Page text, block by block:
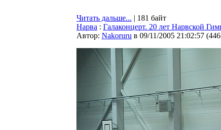
Читать дальше... | 181 байт
Нарва : Галаконцерт. 20 лет Нарвской
Автор: Nakoruru в 09/11/2005 21:02:57 (